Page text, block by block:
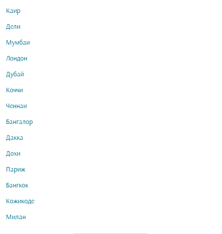
Каир
Дели
Мумбаи
Лондон
Дубай
Коччи
Ченнаи
Бангалор
Дакка
Дохи
Париж
Бангкок
Кожикоде
Милан